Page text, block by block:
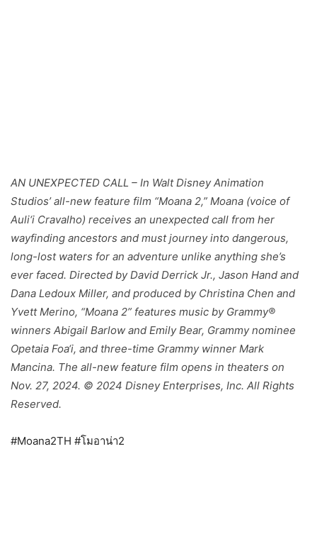
AN UNEXPECTED CALL – In Walt Disney Animation
Studios’ all-new feature film “Moana 2,” Moana (voice of
Auli‘i Cravalho) receives an unexpected call from her
wayfinding ancestors and must journey into dangerous,
long-lost waters for an adventure unlike anything she’s
ever faced. Directed by David Derrick Jr., Jason Hand and
Dana Ledoux Miller, and produced by Christina Chen and
Yvett Merino, “Moana 2” features music by Grammy®
winners Abigail Barlow and Emily Bear, Grammy nominee
Opetaia Foa‘i, and three-time Grammy winner Mark
Mancina. The all-new feature film opens in theaters on
Nov. 27, 2024. © 2024 Disney Enterprises, Inc. All Rights
Reserved.
#Moana2TH #โมอาน่า2